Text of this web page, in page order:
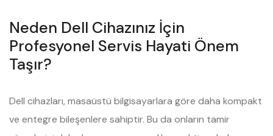
Neden Dell Cihazınız İçin
Profesyonel Servis Hayati Önem
Taşır?
Dell cihazları, masaüstü bilgisayarlara göre daha kompakt
ve entegre bileşenlere sahiptir. Bu da onların tamir